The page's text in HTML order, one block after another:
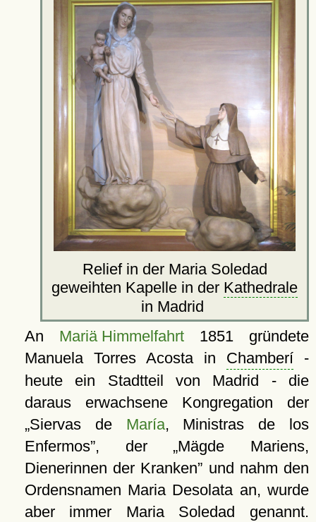
Relief in der Maria Soledad
geweihten Kapelle in der Kathedrale
in Madrid
An Mariä Himmelfahrt1851 gründete
Manuela Torres Acosta in Chamberí-
heute ein Stadtteil von Madrid - die
daraus erwachsene Kongregation der
Siervas de María, Ministras de los
Enfermos , der Mägde Mariens,
Dienerinnen der Kranken
und nahm den
Ordensnamen Maria Desolata an, wurde
aber immer Maria Soledad genannt.